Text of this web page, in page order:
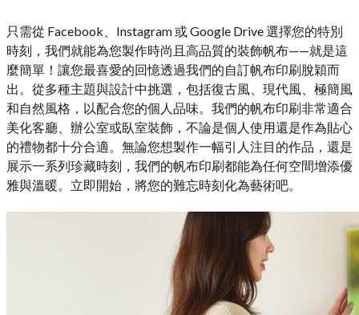
只需從 Facebook、Instagram 或 Google Drive 選擇您的特別
時刻，我們就能為您製作時尚且高品質的裝飾帆布——就是這
麼簡單！讓您最喜愛的回憶透過我們的自訂帆布印刷脫穎而
出。從多種主題與設計中挑選，包括復古風、現代風、極簡風
和自然風格，以配合您的個人品味。我們的帆布印刷非常適合
美化客廳、辦公室或臥室裝飾，不論是個人使用還是作為貼心
的禮物都十分合適。無論您想製作一幅引人注目的作品，還是
展示一系列珍藏時刻，我們的帆布印刷都能為任何空間增添優
雅與溫暖。立即開始，將您的難忘時刻化為藝術吧。